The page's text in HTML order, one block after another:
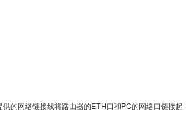
的网络链接线将路由器的ETH口和PC的网络口链接起